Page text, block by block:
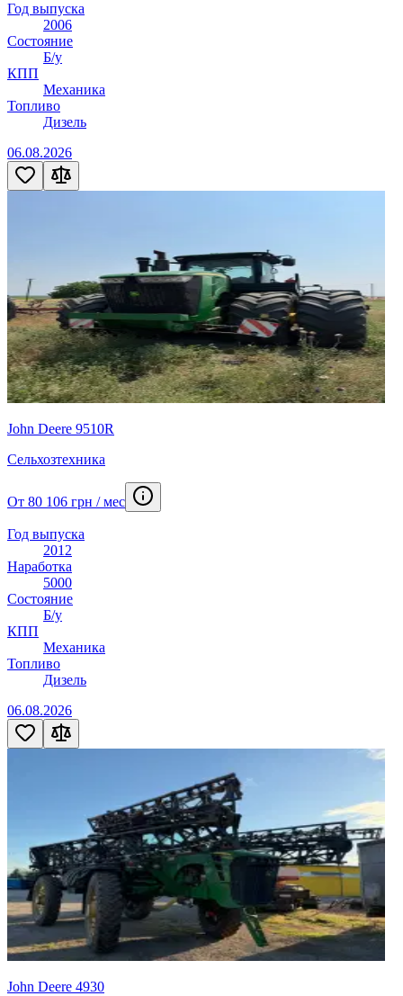
Год выпуска
2006
Состояние
Б/у
КПП
Механика
Топливо
Дизель
06.08.2026
John Deere 9510R
Сельхозтехника
От 80 106 грн / мес
Год выпуска
2012
Наработка
5000
Состояние
Б/у
КПП
Механика
Топливо
Дизель
06.08.2026
John Deere 4930